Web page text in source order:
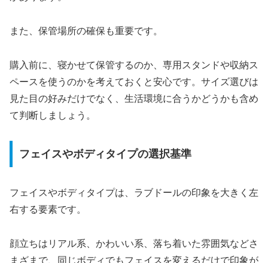
また、保管場所の確保も重要です。
購入前に、寝かせて保管するのか、専用スタンドや収納ス
ペースを使うのかを考えておくと安心です。サイズ選びは
見た目の好みだけでなく、生活環境に合うかどうかも含め
て判断しましょう。
フェイスやボディタイプの選択基準
フェイスやボディタイプは、ラブドールの印象を大きく左
右する要素です。
顔立ちはリアル系、かわいい系、落ち着いた雰囲気などさ
まざまで、同じボディでもフェイスを変えるだけで印象が